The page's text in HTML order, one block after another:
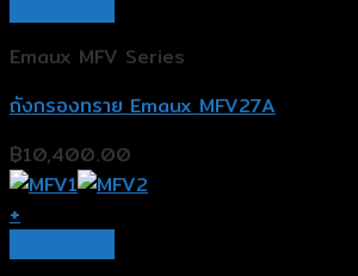
Emaux MFV Series
ถังกรองทราย Emaux MFV27A
฿10,400.00
+